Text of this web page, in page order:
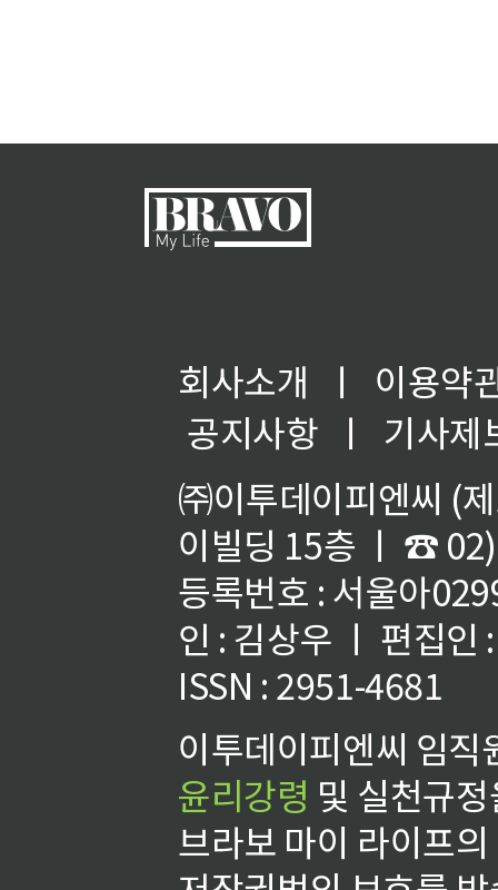
회사소개 ㅣ
이용약
공지사항
ㅣ
기사제
㈜이투데이피엔씨 (
이빌딩 15층 ㅣ ☎
등록번호 : 서울아
인 : 김상우 ㅣ 편집인
ISSN : 2951-4681
이투데이피엔씨 임
윤리강령 및 실천규
브라보 마이 라이프